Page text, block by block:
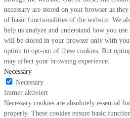
necessary are stored on your browser as
of basic functionalities of the website. We
help us analyze and understand how you
will be stored in your browser only with
option to opt-out of these cookies. But
may affect your browsing experience.
Necessary
Necessary
Immer aktiviert
Necessary cookies are absolutely essential
properly. These cookies ensure basic